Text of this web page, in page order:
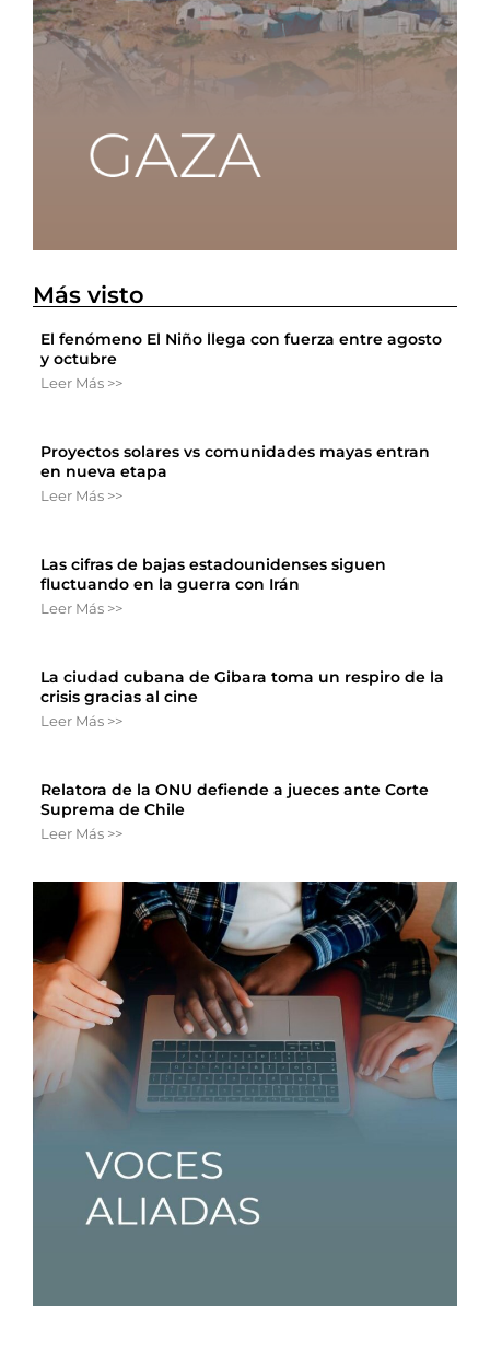
Más visto
El fenómeno El Niño llega con fuerza entre agosto
y octubre
Leer Más >>
Proyectos solares vs comunidades mayas entran
en nueva etapa
Leer Más >>
Las cifras de bajas estadounidenses siguen
fluctuando en la guerra con Irán
Leer Más >>
La ciudad cubana de Gibara toma un respiro de la
crisis gracias al cine
Leer Más >>
Relatora de la ONU defiende a jueces ante Corte
Suprema de Chile
Leer Más >>